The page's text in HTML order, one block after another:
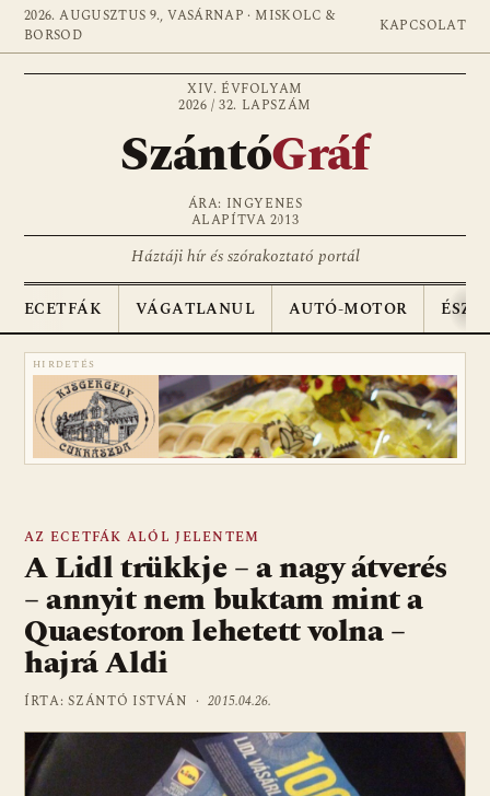
2026. AUGUSZTUS 9., VASÁRNAP · MISKOLC &
BORSOD
KAPCSOLAT
XIV. ÉVFOLYAM
2026 / 32. LAPSZÁM
SzántóGráf
ÁRA: INGYENES
ALAPÍTVA 2013
Háztáji hír és szórakoztató portál
ECETFÁK VÁGATLANUL AUTÓ-MOTOR
HIRDETÉS
AZ ECETFÁK ALÓL JELENTEM
A Lidl trükkje – a nagy átverés
– annyit nem buktam mint a
Quaestoron lehetett volna –
hajrá Aldi
ÍRTA: SZÁNTÓ ISTVÁN ·2015.04.26.